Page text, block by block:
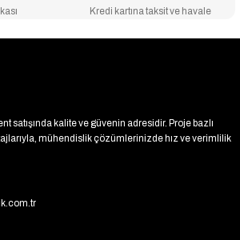
Kredi kartına taksit ve havale
satışında kalite ve güvenin adresidir. Proje bazlı
mühendislik çözümlerinizde hız ve verimlilik